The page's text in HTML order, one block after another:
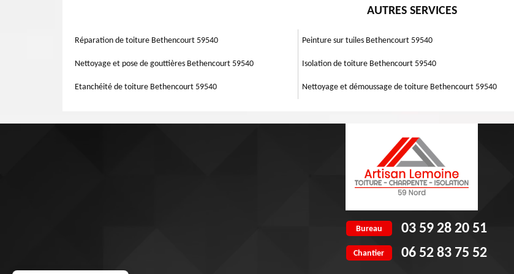
façade peut supporter les diverses intempéries telles que le vent, la pluie, la neige, le coup de soleil, etc. Une façade est solide,
représentés par des dartres, fissures, joints lâchés, couleurs obscurcies ou peintures écaillées. Après une stricte analyse, nos
AUTRES SERVICES
Réparation de toiture Bethencourt 59540
Nettoyage et pose de gouttières Bethencourt 59540
Etanchéité de toiture Bethencourt 59540
Peinture sur tuiles Bethencourt 59540
Isolation de toiture Bethencourt 59540
Nettoyage et démoussage de toiture Bethencourt 59540
Bureau 03 59 28 20 51
Chantier 06 52 83 75 52